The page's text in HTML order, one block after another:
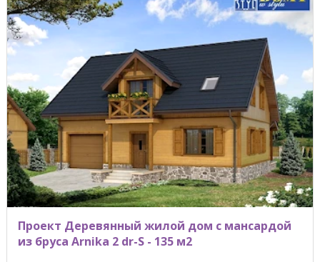
Проект Деревянный жилой дом с мансардой
из бруса Arnika 2 dr-S - 135 м2